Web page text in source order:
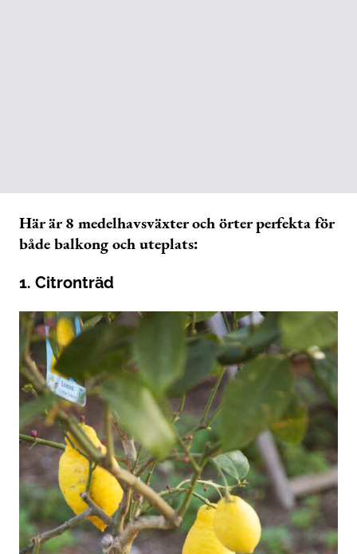
Här är 8 medelhavsväxter och örter perfekta för
både balkong och uteplats:
1. Citronträd